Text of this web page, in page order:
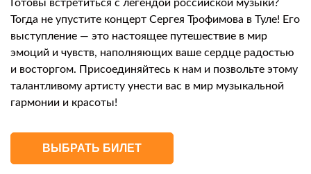
Готовы встретиться с легендой российской музыки?
Тогда не упустите концерт Сергея Трофимова в Туле! Его
выступление — это настоящее путешествие в мир
эмоций и чувств, наполняющих ваше сердце радостью
и восторгом. Присоединяйтесь к нам и позвольте этому
талантливому артисту унести вас в мир музыкальной
гармонии и красоты!
ВЫБРАТЬ БИЛЕТ